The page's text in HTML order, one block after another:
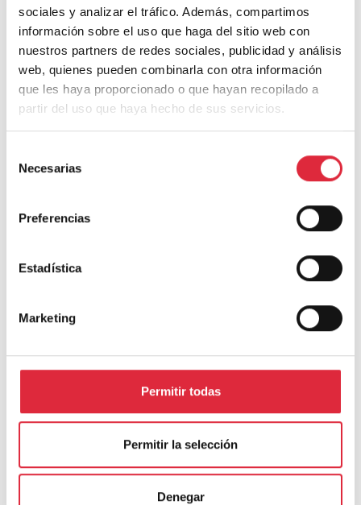
sociales y analizar el tráfico. Además, compartimos
información sobre el uso que haga del sitio web con
nuestros partners de redes sociales, publicidad y análisis
web, quienes pueden combinarla con otra información
que les haya proporcionado o que hayan recopilado a
partir del uso que haya hecho de sus servicios.
Necesarias
Preferencias
Estadística
Marketing
Permitir todas
Permitir la selección
Denegar
Casa S
Deja una respuesta
Tu dirección de correo electrónico no será publicada. Los campos